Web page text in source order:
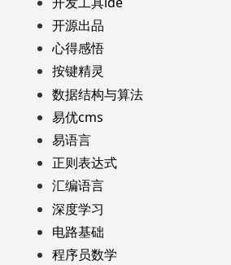
开源出品
心得感悟
按键精灵
数据结构与算法
易优cms
易语言
正则表达式
汇编语言
深度学习
电路基础
程序员数学